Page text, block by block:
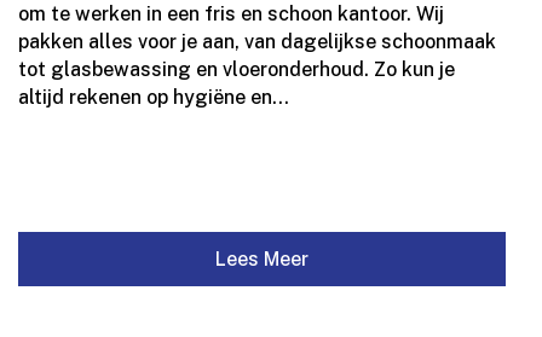
om te werken in een fris en schoon kantoor. Wij
pakken alles voor je aan, van dagelijkse schoonmaak
tot glasbewassing en vloeronderhoud. Zo kun je
altijd rekenen op hygiëne en...
Lees Meer